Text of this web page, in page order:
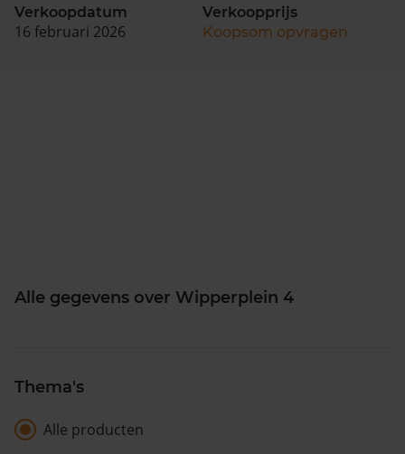
Verkoopdatum
16 februari 2026
Verkoopprijs
Koopsom opvragen
Alle gegevens over Wipperplein 4
Thema's
Alle producten